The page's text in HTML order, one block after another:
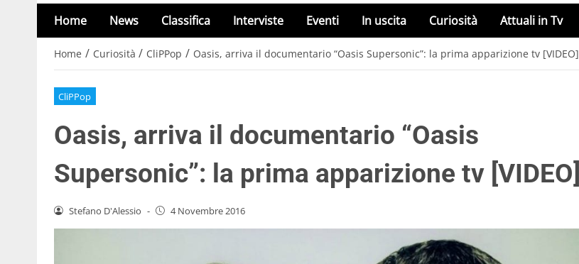
Home News Classifica Interviste Eventi In uscita Curiosità Attuali in Tv
Home / Curiosità / CliPPop / Oasis, arriva il documentario “Oasis Supersonic”: la prima apparizione tv [VIDEO]
CliPPop
Oasis, arriva il documentario “Oasis
Supersonic”: la prima apparizione tv [VIDEO]
Stefano D'Alessio - 4 Novembre 2016